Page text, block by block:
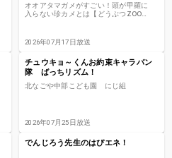
オオアタマガメがすごい！頭が甲羅に
入らない珍カメとは【どうぶつZOO
2026年07月17日放送
チュウキョ～くんお約束キャラバン
隊 ばっちリズム！
北なごや中部こども園 にじ組
2026年07月25日放送
でんじろう先生のはぴエネ！